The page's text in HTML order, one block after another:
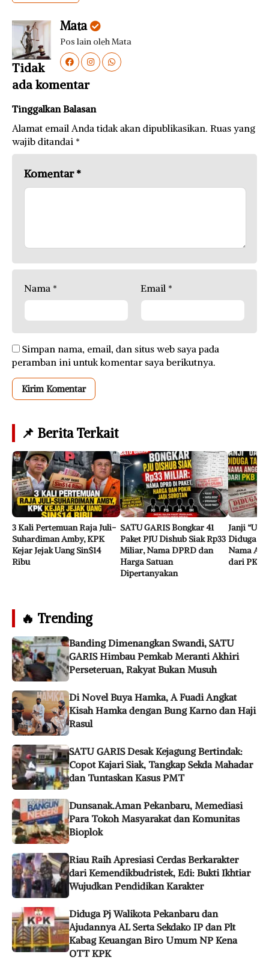
Mata
Pos lain oleh Mata
Tidak
ada komentar
Tinggalkan Balasan
Alamat email Anda tidak akan dipublikasikan. Ruas yang
wajib ditandai *
Komentar*
Nama * Email *
Simpan nama, email, dan situs web saya pada
peramban ini untuk komentar saya berikutnya.
📌 Berita Terkait
3 Kali Pertemuan Raja Juli-
Suhardiman Amby, KPK
Kejar Jejak Uang Sin$14
Ribu
SATU GARIS Bongkar 41
Paket PJU Dishub Siak Rp33
Miliar, Nama DPRD dan
Harga Satuan
Dipertanyakan
Janji
Diduga
Nama
dari PKB
🔥 Trending
Banding Dimenangkan Swandi, SATU
GARIS Himbau Pemkab Meranti Akhiri
Perseteruan, Rakyat Bukan Musuh
Di Novel Buya Hamka, A Fuadi Angkat
Kisah Hamka dengan Bung Karno dan Haji
Rasul
SATU GARIS Desak Kejagung Bertindak:
Copot Kajari Siak, Tangkap Sekda Mahadar
dan Tuntaskan Kasus PMT
Dunsanak.Aman Pekanbaru, Memediasi
Para Tokoh Masyarakat dan Komunitas
Bioplok
Riau Raih Apresiasi Cerdas Berkarakter
dari Kemendikbudristek, Edi: Bukti Ikhtiar
Wujudkan Pendidikan Karakter
Diduga Pj Walikota Pekanbaru dan
Ajudannya AL Serta Sekdako IP dan Plt
Kabag Keuangan Biro Umum NP Kena
OTT KPK